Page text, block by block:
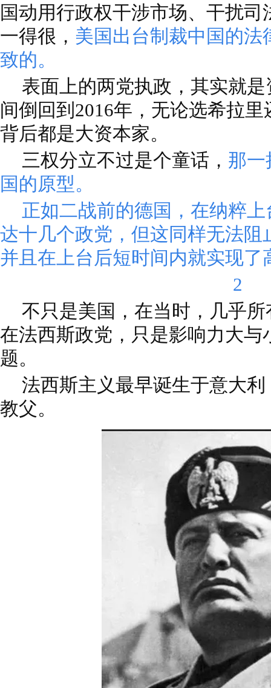
国动用行政权干涉市场、干扰
一得很， 美国出台制裁中国的
致的。
表面上的两党执政，其实就
间倒回到2016年，无论选希拉
背后都是大资本家。
三权分立不过是个童话， 那一
国的原型。
正如二战前的德国，在纳粹
达十几个政党，但这同样无法阻
并且在上台后短时间内就实现了
2
不只是美国，在当时，几乎
在法西斯政党，只是影响力大与
题。
法西斯主义最早诞生于意大利
教父。